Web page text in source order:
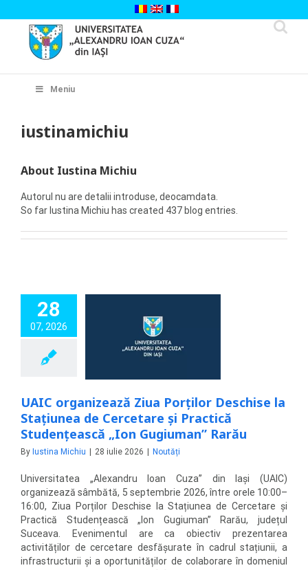
to
content
Meniu
iustinamichiu
About Iustina Michiu
Autorul nu are detalii introduse, deocamdata.
So far Iustina Michiu has created 437 blog entries.
28
07, 2026
Ziua
Deschise la
Studențească
UAIC organizează Ziua Porților Deschise la
Stațiunea de Cercetare și Practică
Studențească „Ion Gugiuman” Rarău
By Iustina Michiu 28 iulie 2026 Noutăți
Universitatea „Alexandru Ioan Cuza” din Iași (UAIC)
organizează sâmbătă, 5 septembrie 2026, între orele 10:00–
16:00, Ziua Porților Deschise la Stațiunea de Cercetare și
Practică Studențească „Ion Gugiuman” Rarău, județul
Suceava. Evenimentul are ca obiectiv prezentarea
activităților de cercetare desfășurate în cadrul stațiunii, a
infrastructurii și a oportunităților de colaborare în domeniul